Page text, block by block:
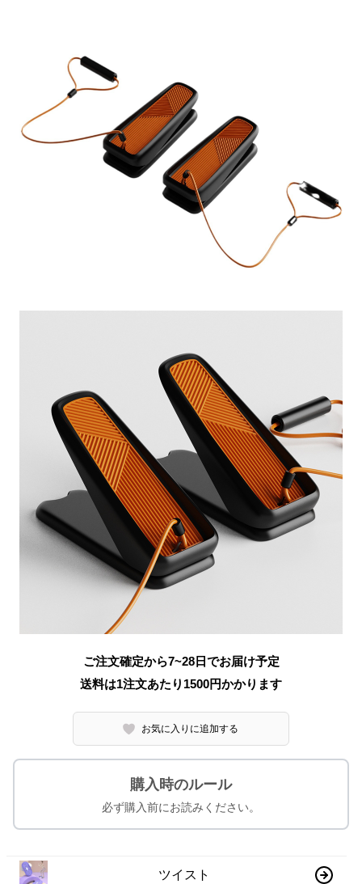
ご注文確定から7~28日でお届け予定
送料は1注文あたり 1500円かかります
お気に入りに追加する
購入時のルール
必ず購入前にお読みください。
ツイスト